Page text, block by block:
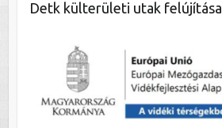
Detk külterületi utak felújítása